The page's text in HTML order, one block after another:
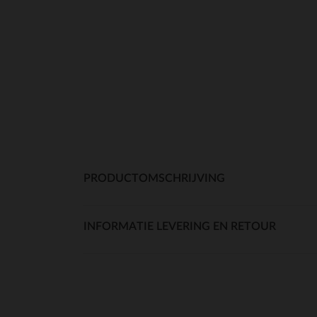
PRODUCTOMSCHRIJVING
INFORMATIE LEVERING EN RETOUR